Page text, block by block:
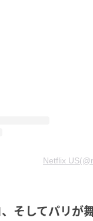
Netflix
そしてパリが